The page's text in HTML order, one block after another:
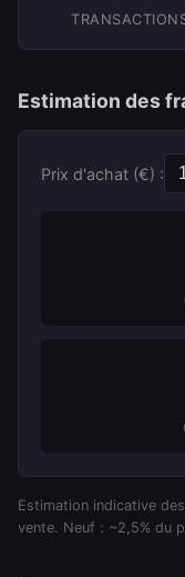
Estimation des
Prix d'achat (€) :
Estimation indicative
vente. Neuf : ~2,5% du